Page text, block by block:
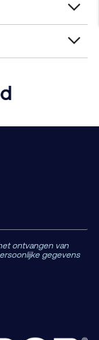
ontvangen van
gegevens